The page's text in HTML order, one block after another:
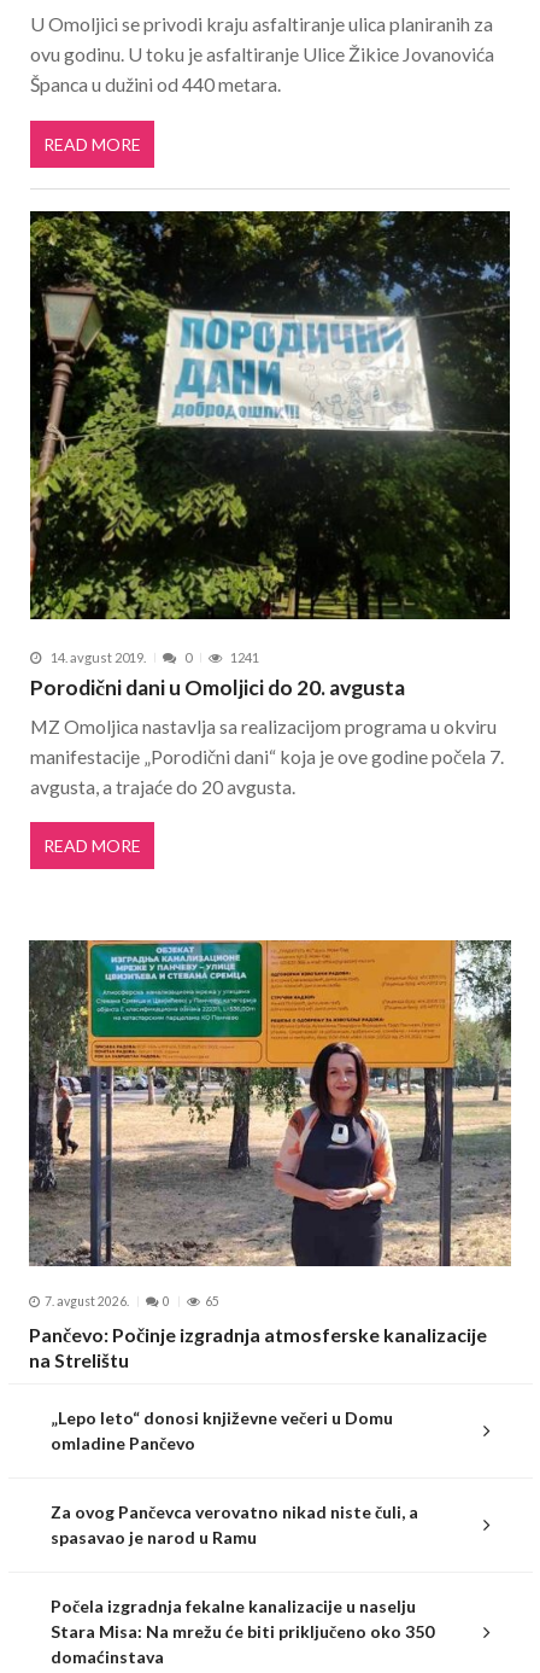
U Omoljici se privodi kraju asfaltiranje ulica planiranih za
ovu godinu. U toku je asfaltiranje Ulice Žikice Jovanovića
Španca u dužini od 440 metara.
READ MORE
14. avgust 2019. 0 1241
Porodični dani u Omoljici do 20. avgusta
MZ Omoljica nastavlja sa realizacijom programa u okviru
manifestacije „Porodični dani“ koja je ove godine počela 7.
avgusta, a trajaće do 20 avgusta.
READ MORE
7. avgust 2026. 0 65
Pančevo: Počinje izgradnja atmosferske kanalizacije
na Strelištu
„Lepo leto“ donosi književne večeri u Domu
omladine Pančevo
Za ovog Pančevca verovatno nikad niste čuli, a
spasavao je narod u Ramu
Počela izgradnja fekalne kanalizacije u naselju
Stara Misa: Na mrežu će biti priključeno oko 350
domaćinstava